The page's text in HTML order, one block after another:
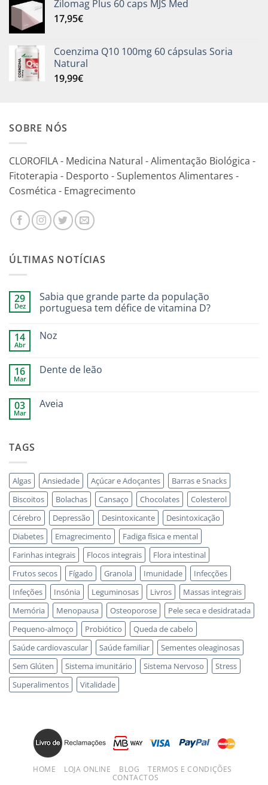
Zilomag Plus 60 caps MJS Med
17,95€
Coenzima Q10 100mg 60 cápsulas Soria
Natural
19,99€
SOBRE NÓS
CLOROFILA - Medicina Natural - Alimentação Biológica -
Fitoterapia - Desporto - Suplementos Alimentares -
Cosmética - Emagrecimento
ÚLTIMAS NOTÍCIAS
29
Dez
Sabia que grande parte da população
portuguesa tem défice de vitamina D?
14
Abr
Noz
16
Mar
Dente de leão
03
Mar
Aveia
TAGS
Algas Ansiedade Açúcar e Adoçantes
Barras e Snacks
Biscoitos
Bolachas Cansaço Chocolates
Colesterol
Cérebro
Depressão Desintoxicante
Desintoxicação
Diabetes
Emagrecimento
Fadiga física e mental
Farinhas integrais
Flocos integrais
Flora intestinal
Frutos secos
Fígado Granola Imunidade
Infecções
Infeções
Insónia Leguminosas Livros
Massas integrais
Memória
Menopausa Osteoporose
Pele seca e desidratada
Pequeno-almoço
Probiótico
Queda de cabelo
Saúde cardiovascular
Saúde familiar
Sementes oleaginosas
Sem Glúten
Sistema imunitário Sistema Nervoso
Stress
Superalimentos
Vitalidade
HOME LOJA ONLINE BLOG
TERMOS E CONDIÇÕES
CONTACTOS